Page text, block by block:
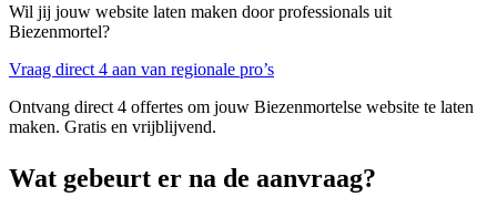
Wil jij jouw website laten maken door professionals uit
Biezenmortel?
Vraag direct 4 aan van regionale pro’s
Ontvang direct 4 offertes om jouw Biezenmortelse website te laten
maken. Gratis en vrijblijvend.
Wat gebeurt er na de aanvraag?